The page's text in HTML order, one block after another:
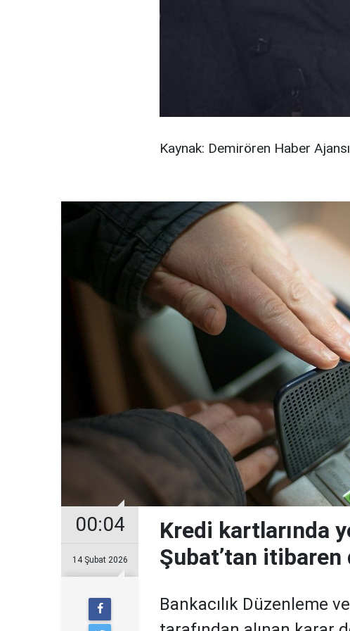
Kaynak: Demirören Haber Ajansı
00:04
14 Şubat 2026
Kredi kartlarında
Şubat’tan
Bankacılık Düzenleme